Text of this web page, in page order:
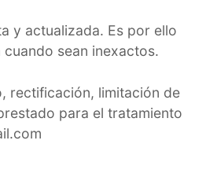
y actualizada. Es por ello
sean inexactos.
rectificación, limitación de
para el tratamiento